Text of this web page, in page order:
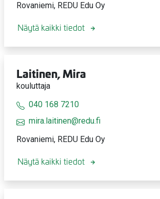
Rovaniemi, REDU Edu Oy
Näytä kaikki tiedot
Laitinen, Mira
kouluttaja
040 168 7210
mira.laitinen@redu.fi
Rovaniemi, REDU Edu Oy
Näytä kaikki tiedot